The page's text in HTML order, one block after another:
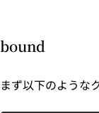
bound
まず以下のような